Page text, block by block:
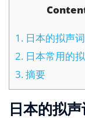
1. 日本的拟声
2. 日本常用的
3.摘要
日本的拟